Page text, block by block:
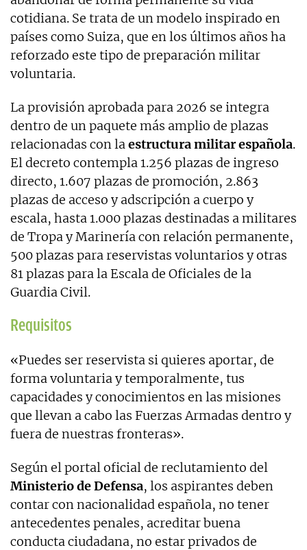
cotidiana. Se trata de un modelo inspirado en
países como Suiza, que en los últimos años ha
reforzado este tipo de preparación militar
voluntaria.
La provisión aprobada para 2026 se integra
dentro de un paquete más amplio de plazas
relacionadas con laestructura militar española.
El decreto contempla 1.256 plazas de ingreso
directo, 1.607 plazas de promoción, 2.863
plazas de acceso y adscripción a cuerpo y
escala, hasta 1.000 plazas destinadas a militares
de Tropa y Marinería con relación permanente,
500 plazas para reservistas voluntarios y otras
81 plazas para la Escala de Oficiales de la
Guardia Civil.
Requisitos
«Puedes ser reservista si quieres aportar, de
forma voluntaria y temporalmente, tus
capacidades y conocimientos en las misiones
que llevan a cabo las Fuerzas Armadas dentro y
fuera de nuestras fronteras».
Según el portal oficial de reclutamiento del
Ministerio de Defensa, los aspirantes deben
contar con nacionalidad española, no tener
antecedentes penales, acreditar buena
conducta ciudadana, no estar privados de